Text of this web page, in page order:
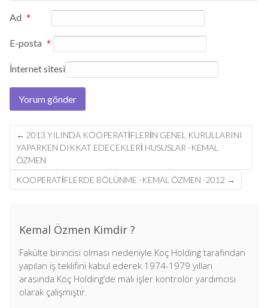
Ad *
E-posta *
İnternet sitesi
Post
navigation
← 2013 YILINDA KOOPERATIFLERIN GENEL KURULLARINI
YAPARKEN DIKKAT EDECEKLERI HUSUSLAR -KEMAL
ÖZMEN
KOOPERATIFLERDE BÖLÜNME -KEMAL ÖZMEN -2012 →
Kemal Özmen Kimdir ?
Fakülte birincisi olması nedeniyle Koç Holding tarafından
yapılan iş teklifini kabul ederek 1974-1979 yılları
arasında Koç Holding’de mali işler kontrolör yardımcısı
olarak çalışmıştır.